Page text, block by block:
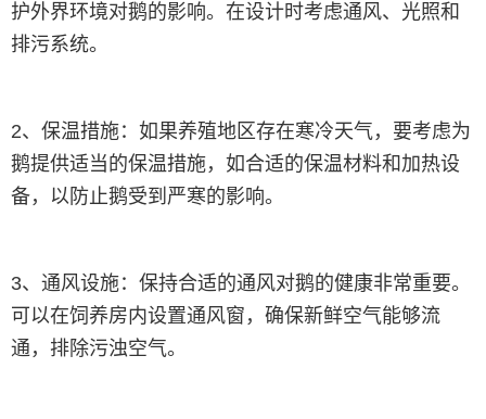
护外界环境对鹅的影响。在设计时考虑通风、光照和
排污系统。
2、保温措施：如果养殖地区存在寒冷天气，要考虑为
鹅提供适当的保温措施，如合适的保温材料和加热设
备，以防止鹅受到严寒的影响。
3、通风设施：保持合适的通风对鹅的健康非常重要。
可以在饲养房内设置通风窗，确保新鲜空气能够流
通，排除污浊空气。